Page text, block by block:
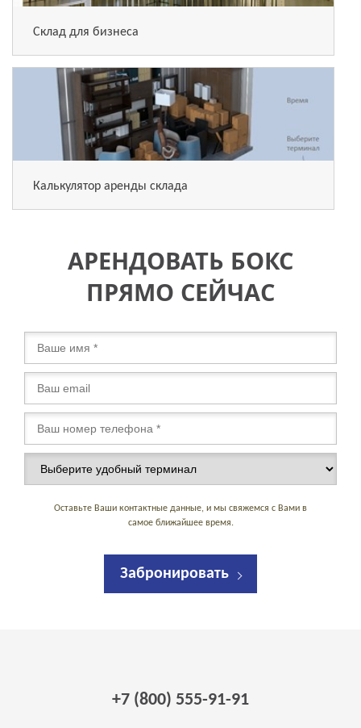
Склад для бизнеса
Калькулятор аренды склада
АРЕНДОВАТЬ БОКС
ПРЯМО СЕЙЧАС
Оставьте Ваши контактные данные, и мы свяжемся с Вами в
самое ближайшее время.
Забронировать
+7 (800) 555-91-91